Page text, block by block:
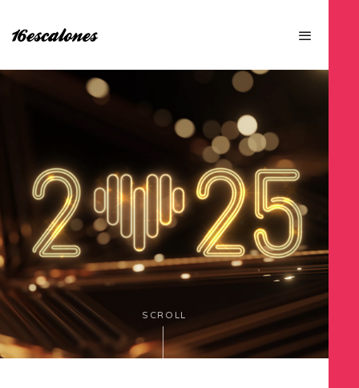
SCROLL